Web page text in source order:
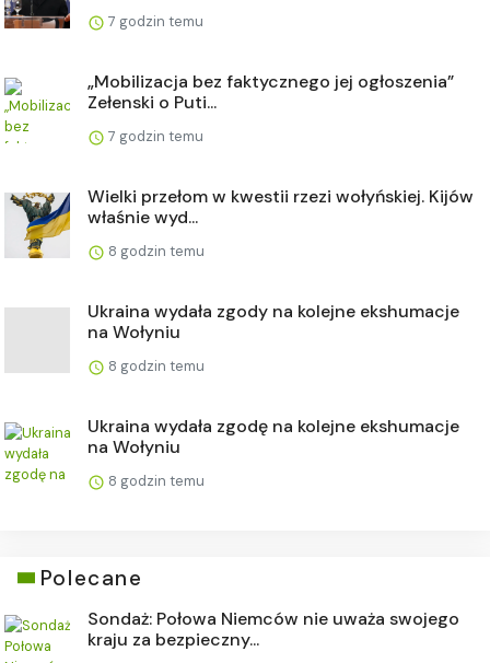
7 godzin temu
„Mobilizacja bez faktycznego jej ogłoszenia”
Zełenski o Puti...
7 godzin temu
Wielki przełom w kwestii rzezi wołyńskiej. Kijów
właśnie wyd...
8 godzin temu
Ukraina wydała zgody na kolejne ekshumacje
na Wołyniu
8 godzin temu
Ukraina wydała zgodę na kolejne ekshumacje
na Wołyniu
8 godzin temu
Polecane
Sondaż: Połowa Niemców nie uważa swojego
kraju za bezpieczny...